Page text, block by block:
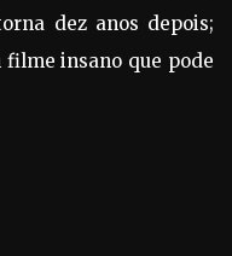
dez anos depois;
filme insano que pode